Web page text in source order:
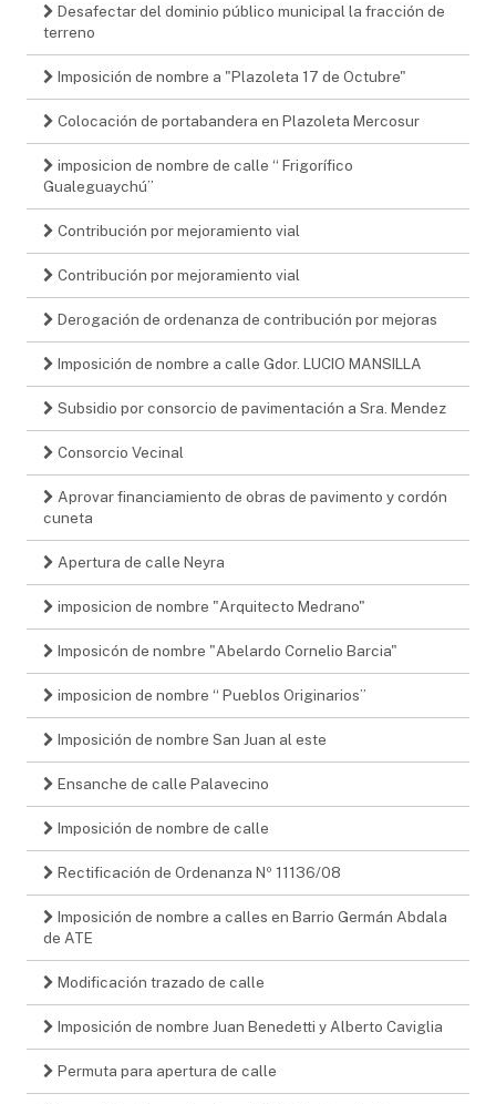
Desafectar del dominio público municipal la fracción de
terreno
Imposición de nombre a "Plazoleta 17 de Octubre"
Colocación de portabandera en Plazoleta Mercosur
imposicion de nombre de calle “ Frigorífico
Gualeguaychú”
Contribución por mejoramiento vial
Contribución por mejoramiento vial
Derogación de ordenanza de contribución por mejoras
Imposición de nombre a calle Gdor. LUCIO MANSILLA
Subsidio por consorcio de pavimentación a Sra. Mendez
Consorcio Vecinal
Aprovar financiamiento de obras de pavimento y cordón
cuneta
Apertura de calle Neyra
imposicion de nombre "Arquitecto Medrano"
Imposicón de nombre "Abelardo Cornelio Barcia"
imposicion de nombre “ Pueblos Originarios”
Imposición de nombre San Juan al este
Ensanche de calle Palavecino
Imposición de nombre de calle
Rectificación de Ordenanza Nº 11136/08
Imposición de nombre a calles en Barrio Germán Abdala
de ATE
Modificación trazado de calle
Imposición de nombre Juan Benedetti y Alberto Caviglia
Permuta para apertura de calle